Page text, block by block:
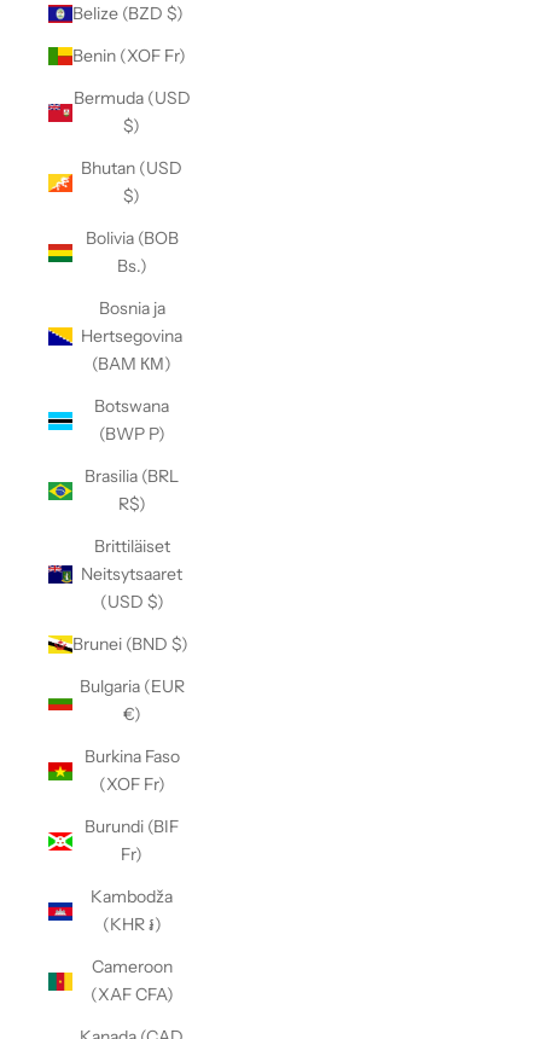
Belize (BZD $)
Benin (XOF Fr)
Bermuda (USD
$)
Bhutan (USD
$)
Bolivia (BOB
Bs.)
Bosnia ja
Hertsegovina
(BAM КМ)
Botswana
(BWP P)
Brasilia (BRL
R$)
Brittiläiset
Neitsytsaaret
(USD $)
Brunei (BND $)
Bulgaria (EUR
€)
Burkina Faso
(XOF Fr)
Burundi (BIF
Fr)
Kambodža
(KHR ៛)
Cameroon
(XAF CFA)